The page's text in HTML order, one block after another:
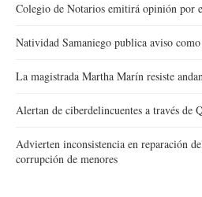
Colegio de Notarios emitirá opinión por
Natividad Samaniego publica aviso
La magistrada Martha Marín resiste
Alertan de ciberdelincuentes a través de
Advierten inconsistencia en reparación
corrupción de menores